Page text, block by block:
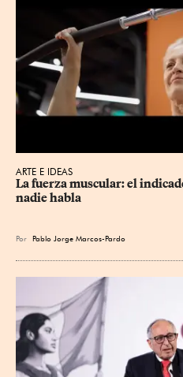
ARTE E IDEAS
La fuerza muscular: el
nadie habla
Por Pablo Jorge Marcos-Pardo